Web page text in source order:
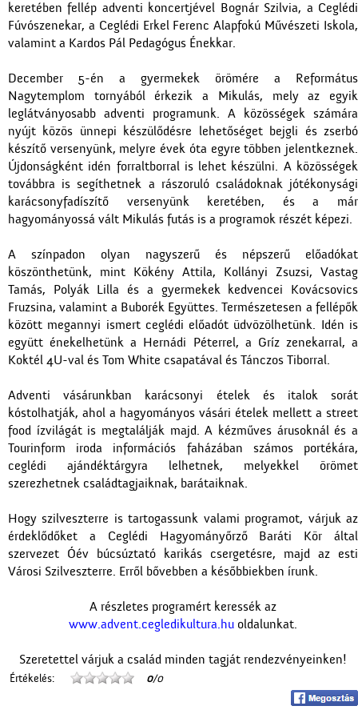
keretében fellép adventi koncertjével Bognár Szilvia, a Ceglédi
Fúvószenekar, a Ceglédi Erkel Ferenc Alapfokú Művészeti Iskola,
valamint a Kardos Pál Pedagógus Énekkar.
December 5-én a gyermekek örömére a Református
Nagytemplom tornyából érkezik a Mikulás, mely az egyik
leglátványosabb adventi programunk. A közösségek számára
nyújt közös ünnepi készülődésre lehetőséget bejgli és zserbó
készítő versenyünk, melyre évek óta egyre többen jelentkeznek.
Újdonságként idén forraltborral is lehet készülni. A közösségek
továbbra is segíthetnek a rászoruló családoknak jótékonysági
karácsonyfadíszítő versenyünk keretében, és a már
hagyományossá vált Mikulás futás is a programok részét képezi.
A színpadon olyan nagyszerű és népszerű előadókat
köszönthetünk, mint Kökény Attila, Kollányi Zsuzsi, Vastag
Tamás, Polyák Lilla és a gyermekek kedvencei Kovácsovics
Fruzsina, valamint a Buborék Együttes. Természetesen a fellépők
között megannyi ismert ceglédi előadót üdvözölhetünk. Idén is
együtt énekelhetünk a Hernádi Péterrel, a Gríz zenekarral, a
Koktél 4U-val és Tom White csapatával és Tánczos Tiborral.
Adventi vásárunkban karácsonyi ételek és italok sorát
kóstolhatják, ahol a hagyományos vásári ételek mellett a street
food ízvilágát is megtalálják majd. A kézműves árusoknál és a
Tourinform iroda információs faházában számos portékára,
ceglédi ajándéktárgyra lelhetnek, melyekkel örömet
szerezhetnek családtagjaiknak, barátaiknak.
Hogy szilveszterre is tartogassunk valami programot, várjuk az
érdeklődőket a Ceglédi Hagyományőrző Baráti Kör által
szervezet Óév búcsúztató karikás csergetésre, majd az esti
Városi Szilveszterre. Erről bővebben a későbbiekben írunk.
A részletes programért keressék az
www.advent.cegledikultura.hu oldalunkat.
Szeretettel várjuk a család minden tagját rendezvényeinken!
Értékelés: 0/0